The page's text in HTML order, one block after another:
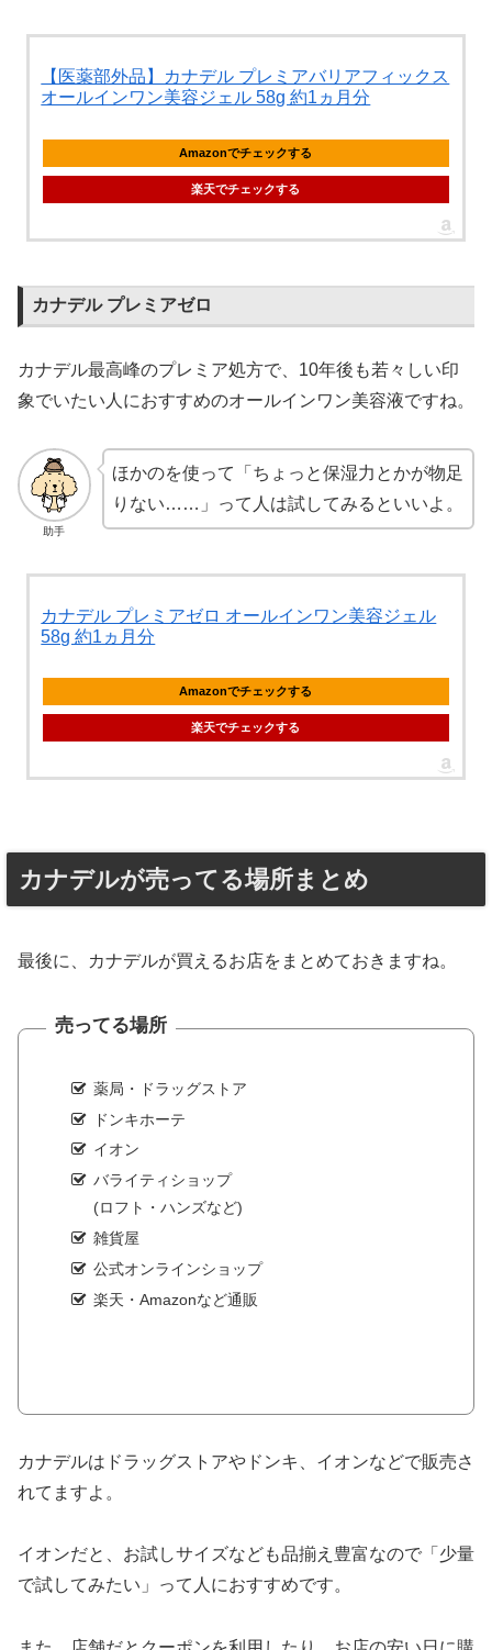
【医薬部外品】カナデル プレミアバリアフィックス
オールインワン美容ジェル 58g 約1ヵ月分
Amazonでチェックする
楽天でチェックする
カナデル プレミアゼロ
カナデル最高峰のプレミア処方で、10年後も若々しい印
象でいたい人におすすめのオールインワン美容液ですね。
助手
ほかのを使って「ちょっと保湿力とかが物足
りない……」って人は試してみるといいよ。
カナデル プレミアゼロ オールインワン美容ジェル
58g 約1ヵ月分
Amazonでチェックする
楽天でチェックする
カナデルが売ってる場所まとめ
最後に、カナデルが買えるお店をまとめておきますね。
売ってる場所
薬局・ドラッグストア
ドンキホーテ
イオン
バライティショップ
(ロフト・ハンズなど)
雑貨屋
公式オンラインショップ
楽天・Amazonなど通販
カナデルはドラッグストアやドンキ、イオンなどで販売さ
れてますよ。
イオンだと、お試しサイズなども品揃え豊富なので「少量
で試してみたい」って人におすすめです。